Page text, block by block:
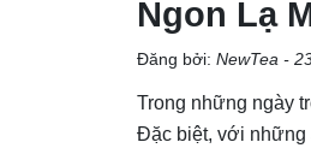
Ngon Lạ
Đăng bởi: NewTea -
Trong những ngày
Đặc biệt, với những